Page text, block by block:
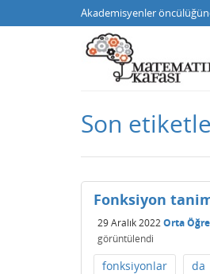
Akademisyenler
Son
Fonksiyon
29 Aralık 2022Orta
görüntülendi
fonksiyonlar da